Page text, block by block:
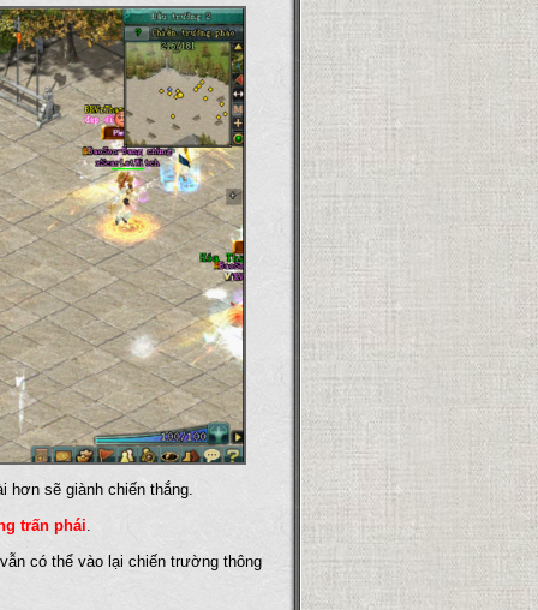
hơn sẽ giành chiến thắng.
trấn phái
có thể vào lại chiến trường thông